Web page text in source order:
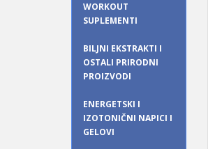
WORKOUT
SUPLEMENTI
BILJNI EKSTRAKTI I
OSTALI PRIRODNI
PROIZVODI
ENERGETSKI I
IZOTONIČNI NAPICI I
GELOVI